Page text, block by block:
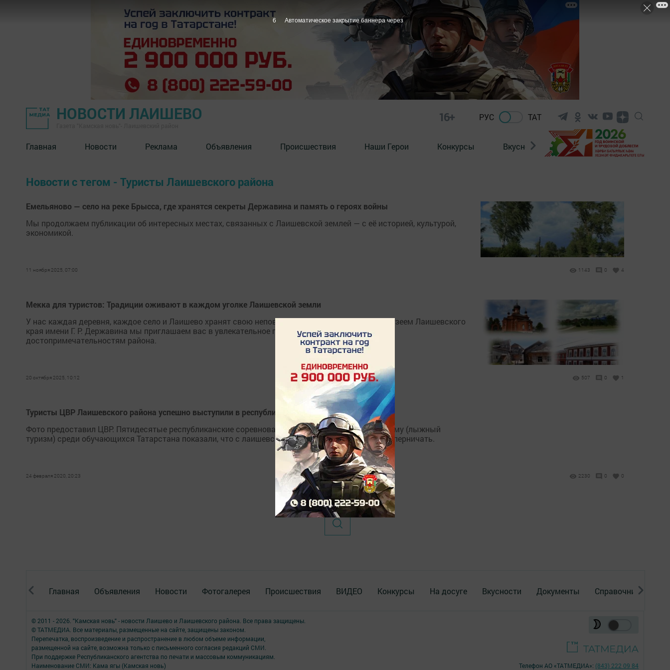
НОВОСТИ ЛАИШЕВО 16+ РУС ТАТ
Главная Новости Реклама Объявления Происшествия Наши Герои Конкурсы Вкусности Фотогалерея
Новости с тегом - Туристы Лаишевского района
Емельяново — село на реке Брысса, где хранятся секреты Державина и память о героях войны
Мы продолжаем публикации об интересных местах, связанных с Лаишевской землей — с её историей, культурой,
экономикой.
11 ноября 2025, 07:00 1143 0 4
Мекка для туристов: Традиции оживают в каждом уголке Лаишевской земли
У нас каждая деревня, каждое село и Лаишево хранят свою неповторимую историю. Вместе с музеем Лаишевского
края имени Г. Р. Державина мы приглашаем вас в увлекательное путешествие по самым ярким
достопримечательностям района.
20 октября 2025, 10:12 507 0 1
Туристы ЦВР Лаишевского района успешно выступили в республиканских соревнованиях
Фото предоставил ЦВР. Пятидесятые республиканские соревнования-слет по спортивному туризму (лыжный
туризм) среди обучающихся Татарстана показали, что с лаишевскими спортсменами нелегко соперничать.
24 февраля 2020, 20:23 2230 0 0
Главная Объявления Новости Фотогалерея Происшествия ВИДЕО Конкурсы На досуге Вкусности Документы Справочник
© 2011 - 2026. "Камская новь" - новости Лаишево и Лаишевского района. Все права защищены.
© ТАТМЕДИА. Все материалы, размещенные на сайте, защищены законом.
Перепечатка, воспроизведение и распространение в любом объеме информации,
размещенной на сайте, возможна только с письменного согласия редакций СМИ.
При поддержке Республиканского агентства по печати и массовым коммуникациям.
Наименование СМИ: Кама ягы (Камская новь)
Телефон АО «ТАТМЕДИА»: (843) 222 09 84
6 Автоматическое закрытие баннера через